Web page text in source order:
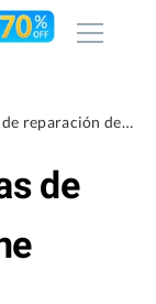
6 mejores programas de reparación de iPhone (gratis y de pago)
de